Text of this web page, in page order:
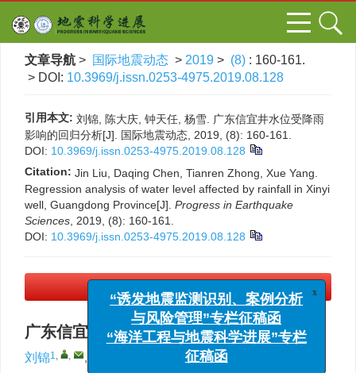
文章导航 > 国际地震动态 > 2019 > (8) : 160-161.
> DOI: 10.3969/j.issn.0253-4975.2019.08.128
引用本文: 刘锦, 陈大庆, 钟天任, 杨雪. 广东信宜井水位受降雨
影响的回归分析[J]. 国际地震动态, 2019, (8): 160-161.
DOI: 10.3969/j.issn.0253-4975.2019.08.128
Citation: Jin Liu, Daqing Chen, Tianren Zhong, Xue Yang.
Regression analysis of water level affected by rainfall in Xinyi
well, Guangdong Province[J]. Progress in Earthquake
Sciences , 2019, (8): 160-161.
DOI: 10.3969/j.issn.0253-4975.2019.08.128
广东信宜井水位受降雨影响的回归分析
刘锦1, , , 1, 杨雪2
“诱发地震监测识别、案例分析
与风险管理”专栏征稿函
“海洋工程与地震科学进展”专栏
征稿函